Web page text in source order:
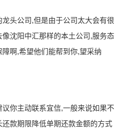
头公司,但是由于公司太大会有很
沈阳中汇那样的本土公司,服务态
啊,希望他们能帮到你,望采纳
你主动联系宜信,一般来说如果不
款期限降低单期还款金额的方式